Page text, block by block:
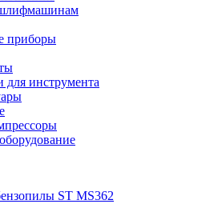
приборы
инструмента
ST MS362